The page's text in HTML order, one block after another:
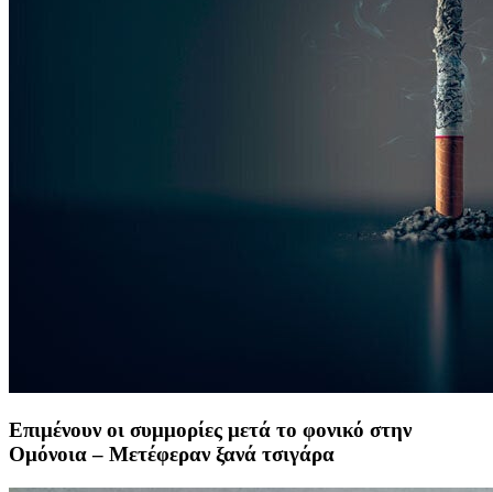
Επιμένουν οι συμμορίες μετά το φονικό στην
Ομόνοια – Μετέφεραν ξανά τσιγάρα